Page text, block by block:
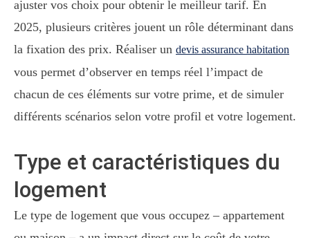
ajuster vos choix pour obtenir le meilleur tarif. En
2025, plusieurs critères jouent un rôle déterminant dans
la fixation des prix. Réaliser un devis assurance habitation
vous permet d’observer en temps réel l’impact de
chacun de ces éléments sur votre prime, et de simuler
différents scénarios selon votre profil et votre logement.
Type et caractéristiques du
logement
Le type de logement que vous occupez – appartement